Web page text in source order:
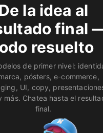
la idea al
final
resuelto
de primer nivel:
pósters, e-commerce,
UI, copy,
más. Chatea hasta el
final.